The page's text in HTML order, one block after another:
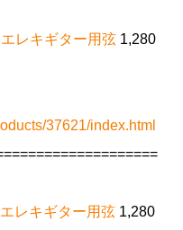
レキギター用弦 1,280
37621/index.html
レキギター用弦 1,280